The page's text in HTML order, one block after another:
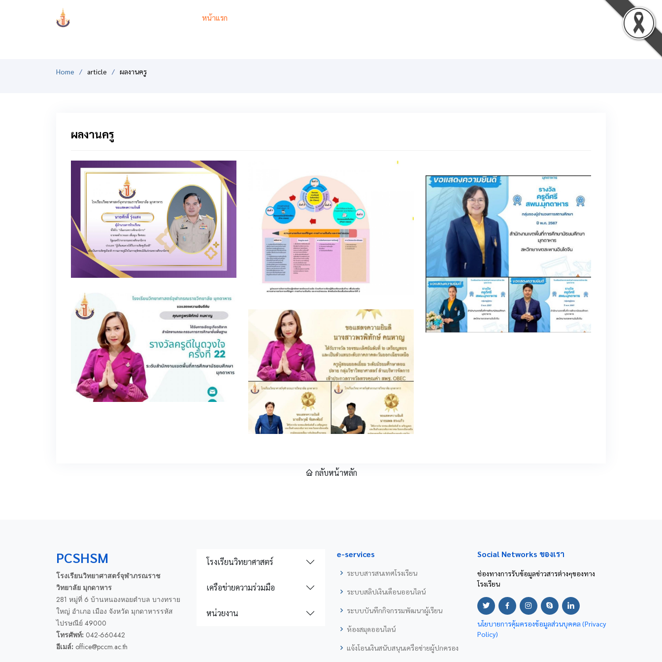
หน้าแรก
Home article ผลงานครู
ผลงานครู
กลับหน้าหลัก
PCSHSM
โรงเรียนวิทยาศาสตร์จุฬาภรณราช
วิทยาลัย มุกดาหาร
281 หมู่ที่ 6 บ้านหนองหอยตำบล บางทราย
ใหญ่ อำเภอ เมือง จังหวัด มุกดาหารรหัส
ไปรษณีย์ 49000
โทรศัพท์: 042-660442
อีเมล์: office@pccm.ac.th
โรงเรียนวิทยาศาสตร์
เครือข่ายความร่วมมือ
หน่วยงาน
e-services
ระบบสารสนเทศโรงเรียน
ระบบสลิปเงินเดือนออนไลน์
ระบบบันทึกกิจกรรมพัฒนาผู้เรียน
ห้องสมุดออนไลน์
แจ้งโอนเงินสนับสนุนเครือข่ายผู้ปกครอง
Social Networks ของเรา
ช่องทางการรับข้อมูลข่าวสารต่างๆของทาง
โรงเรียน
นโยบายการคุ้มครองข้อมูลส่วนบุคคล (Privacy
Policy)